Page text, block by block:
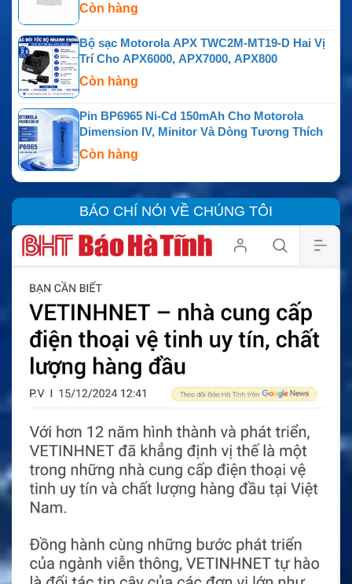
Còn hàng
Bộ sạc Motorola APX TWC2M-MT19-D Hai Vị
Trí Cho APX6000, APX7000, APX800
Còn hàng
Pin BP6965 Ni-Cd 150mAh Cho Motorola
Dimension IV, Minitor Và Dòng Tương Thích
Còn hàng
BÁO CHÍ NÓI VỀ CHÚNG TÔI